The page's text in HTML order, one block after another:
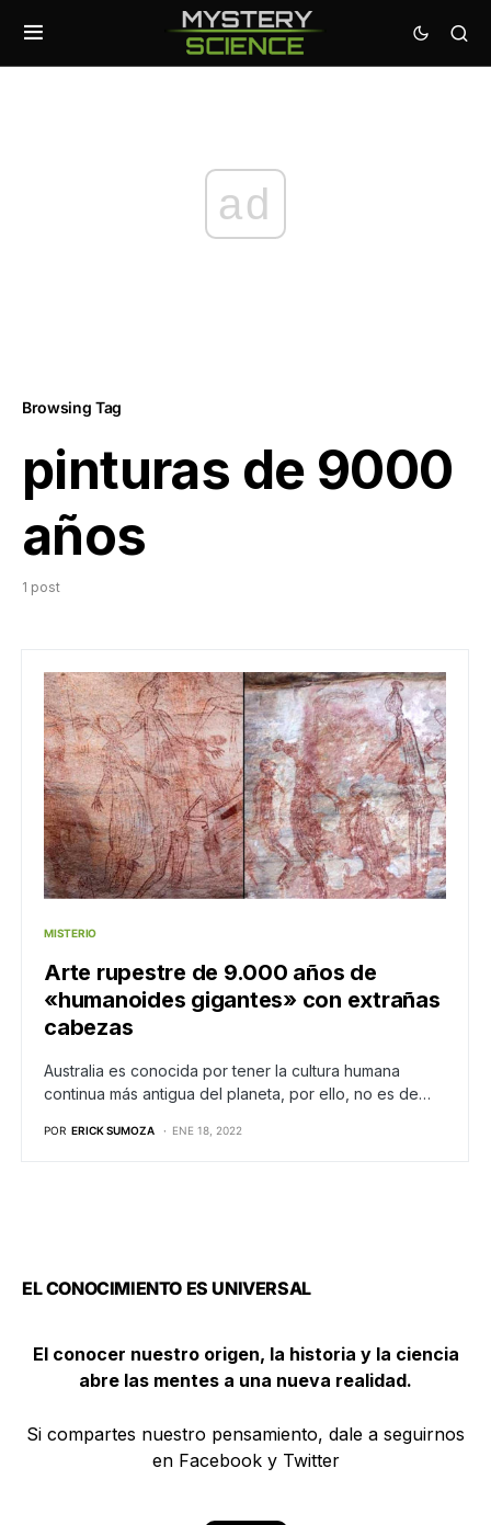
ad
Browsing Tag
pinturas de 9000
años
1 post
MISTERIO
Arte rupestre de 9.000 años de
«humanoides gigantes» con extrañas
cabezas
Australia es conocida por tener la cultura humana
continua más antigua del planeta, por ello, no es de…
POR ERICK SUMOZA ENE 18, 2022
EL CONOCIMIENTO ES UNIVERSAL
El conocer nuestro origen, la historia y la ciencia
abre las mentes a una nueva realidad.
Si compartes nuestro pensamiento, dale a seguirnos
en Facebook y Twitter